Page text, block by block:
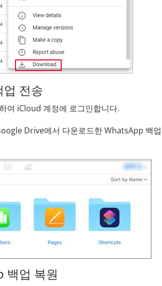
전송
여 iCloud 계정에 로그인합니다.
Drive에서 다운로드한 WhatsApp 백
백업 복원